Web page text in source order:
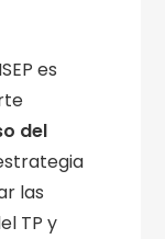
es
del
las
TP y